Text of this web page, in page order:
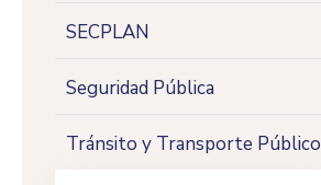
SECPLAN
Seguridad Pública
Tránsito y Transporte Público